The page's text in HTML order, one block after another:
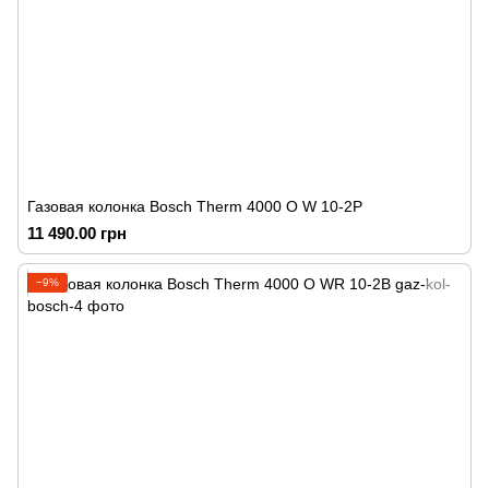
Газовая колонка Bosch Therm 4000 O W 10-2P
11 490.00 грн
−9%